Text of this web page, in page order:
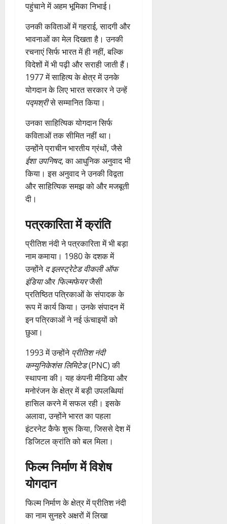
पहुंचाने में अहम भूमिका निभाई।
उनकी कविताओं में गहराई, सादगी और
भावनाओं का मेल दिखता है। उनकी
रचनाएं सिर्फ भारत में ही नहीं, बल्कि
विदेशों में भी पढ़ी और सराही जाती हैं।
1977 में साहित्य के क्षेत्र में उनके
योगदान के लिए भारत सरकार ने उन्हें
पद्मश्रीसे सम्मानित किया।
उनका साहित्यिक योगदान सिर्फ
कविताओं तक सीमित नहीं था।
उन्होंने प्राचीन भारतीय ग्रंथों, जैसे
ईशा उपनिषद, का आधुनिक अनुवाद भी
किया। इस अनुवाद ने उनकी विद्वता
और साहित्यिक समझ को और मजबूती
दी।
पत्रकारिता में क्रांति
प्रीतिश नंदी ने पत्रकारिता में भी बड़ा
नाम कमाया। 1980 के दशक में
उन्होंनेद इलस्ट्रेटेड वीकली ऑफ
इंडियाऔर फिल्मफेयरजैसी
प्रतिष्ठित पत्रिकाओं के संपादक के
रूप में कार्य किया। उनके संपादन में
इन पत्रिकाओं ने नई ऊंचाइयों को
छुआ।
1993 में उन्होंने प्रीतिश नंदी
कम्युनिकेशंस लिमिटेड(PNC) की
स्थापना की। यह कंपनी मीडिया और
मनोरंजन के क्षेत्र में बड़ी उपलब्धियां
हासिल करने में सफल रही। इसके
अलावा, उन्होंने भारत का पहला
इंटरनेट कैफे शुरू किया, जिससे देश में
डिजिटल क्रांति को बल मिला।
फिल्म निर्माण में विशेष
योगदान
फिल्म निर्माण के क्षेत्र में प्रीतिश नंदी
का नाम सुनहरे अक्षरों में लिखा